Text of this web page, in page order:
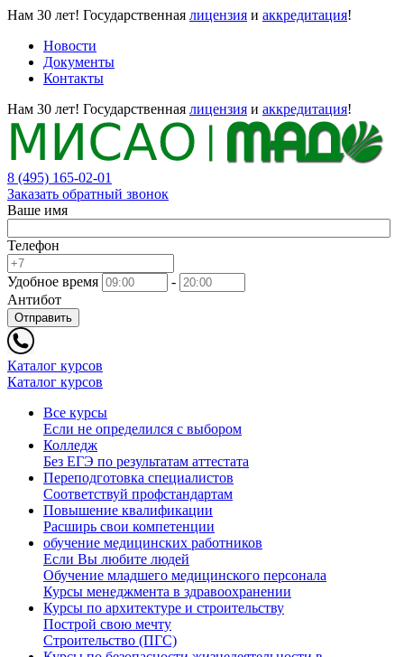
Нам 30 лет! Государственная лицензия и аккредитация!
Новости
Документы
Контакты
Нам 30 лет! Государственная лицензия и аккредитация!
8 (495) 165-02-01
Заказать обратный звонок
Ваше имя
Телефон
Удобное время
-
Антибот
Отправить
Каталог курсов
Каталог курсов
Все курсы
Если не определился с выбором
Колледж
Без ЕГЭ по результатам аттестата
Переподготовка специалистов
Соответствуй профстандартам
Повышение квалификации
Расширь свои компетенции
обучение медицинских работников
Если Вы любите людей
Обучение младшего медицинского персонала
Курсы менеджмента в здравоохранении
Курсы по архитектуре и строительству
Построй свою мечту
Строительство (ПГС)